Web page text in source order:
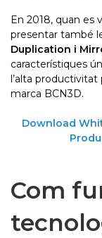
En 2018, quan es
presentar també
Duplication i
característiques
l’alta productivitat
marca BCN3D.
Download
Com